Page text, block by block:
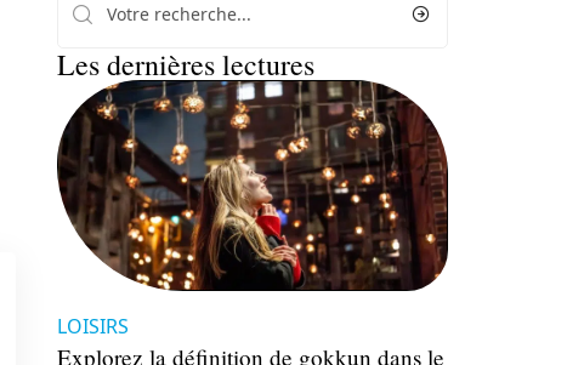
Les dernières lectures
LOISIRS
Explorez la définition de gokkun dans le